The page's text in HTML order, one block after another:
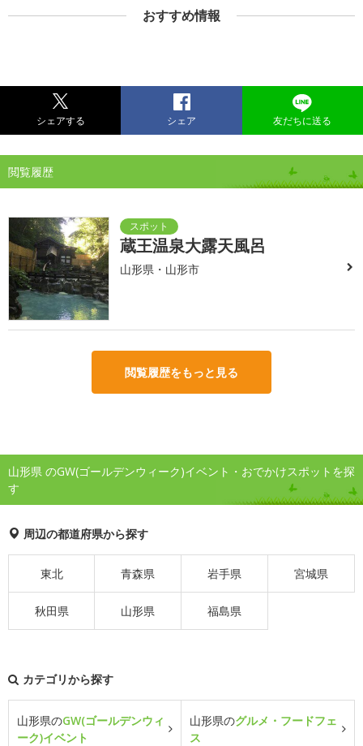
おすすめ情報
シェアする シェア 友だちに送る
閲覧履歴
蔵王温泉大露天風呂
山形県・山形市
閲覧履歴をもっと見る
山形県 のGW(ゴールデンウィーク)イベント・おでかけスポットを探
す
周辺の都道府県から探す
東北 青森県 岩手県 宮城県
秋田県 山形県 福島県
カテゴリから探す
山形県のGW(ゴールデンウィ
ーク)イベント
山形県のグルメ・フードフェ
ス